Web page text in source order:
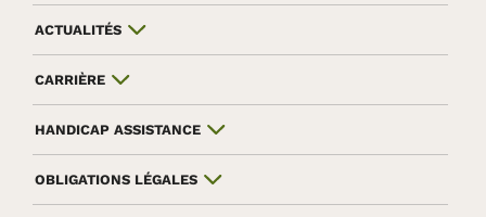
ACTUALITÉS
CARRIÈRE
HANDICAP ASSISTANCE
OBLIGATIONS LÉGALES